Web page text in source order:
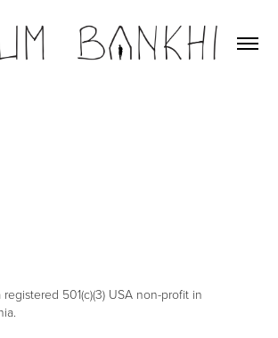
501(c)(3) USA non-profit in